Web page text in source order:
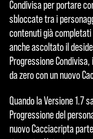
Condivisa per portare
sbloccate tra i
contenuti già
anche ascoltato il
Progressione
da zero con un nuovo
Quando la Versione 1.7
Progressione del
nuovo Cacciacripta